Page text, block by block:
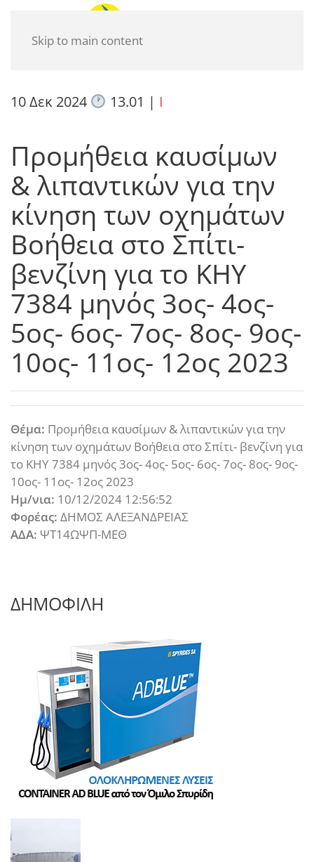
Skip to main content
10 Δεκ 2024 13.01 | I
Προμήθεια καυσίμων
& λιπαντικών για την
κίνηση των οχημάτων
Βοήθεια στο Σπίτι-
βενζίνη για το ΚΗΥ
7384 μηνός 3ος- 4ος-
5ος- 6ος- 7ος- 8ος- 9ος-
10ος- 11ος- 12ος 2023
Θέμα: Προμήθεια καυσίμων & λιπαντικών για την
κίνηση των οχημάτων Βοήθεια στο Σπίτι- βενζίνη για
το ΚΗΥ 7384 μηνός 3ος- 4ος- 5ος- 6ος- 7ος- 8ος- 9ος-
10ος- 11ος- 12ος 2023
Ημ/νια: 10/12/2024 12:56:52
Φορέας: ΔΗΜΟΣ ΑΛΕΞΑΝΔΡΕΙΑΣ
ΑΔΑ: ΨΤ14ΩΨΠ-ΜΕΘ
ΔΗΜΟΦΙΛΗ